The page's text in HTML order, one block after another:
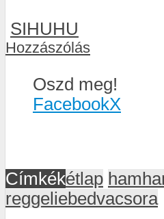
SIHUHU
Hozzászólás
Oszd meg!
FacebookX
Címkékétlap
reggeliebedvacsora